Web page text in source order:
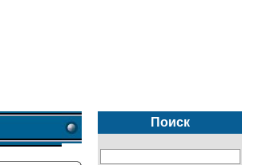
Поиск